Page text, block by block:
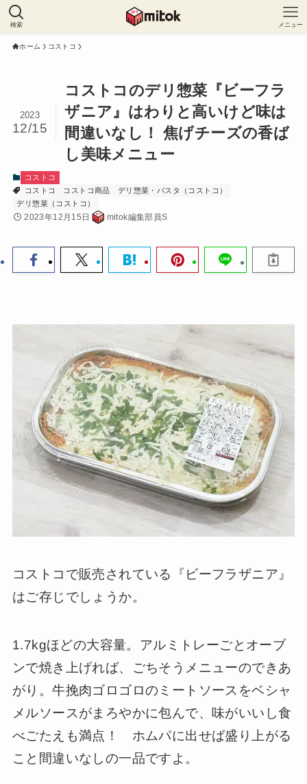
検索 メニュー
ホーム コストコ
コストコのデリ惣菜『ビーフラ
ザニア』はわりと高いけど味は
間違いなし！ 焦げチーズの香ば
し美味メニュー
2023
12/15
コストコ
コストコ
コストコ商品
デリ惣菜・パスタ（コストコ）
デリ惣菜（コストコ）
2023年12月15日 mitok編集部員S
コストコで販売されている『ビーフラザニア』
はご存じでしょうか。
1.7kgほどの大容量。アルミトレーごとオーブ
ンで焼き上げれば、ごちそうメニューのできあ
がり。牛挽肉ゴロゴロのミートソースをベシャ
メルソースがまろやかに包んで、味がいいし食
べごたえも満点！ ホムパに出せば盛り上がる
こと間違いなしの一品ですよ。